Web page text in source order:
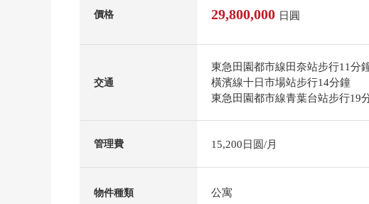
價格 29,800,000 日圓
交通
東急田園都市線田奈站步行11分
橫濱線十日市場站步行14分鐘
東急田園都市線青葉台站步行19
管理費 15,200日圆/月
物件種類 公寓